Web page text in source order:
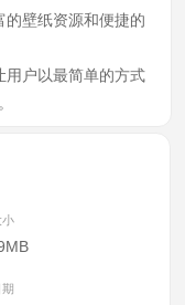
壁纸资源和便捷的
用户以最简单的方式
小